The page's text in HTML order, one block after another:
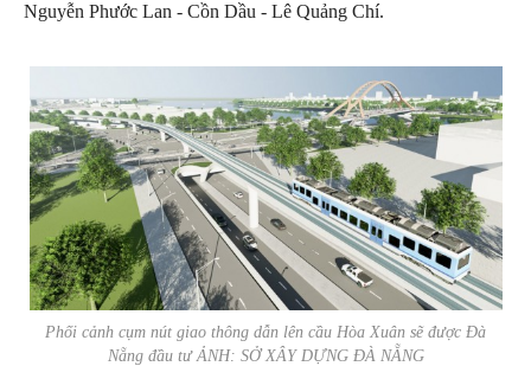
Nguyễn Phước Lan - Cồn Dầu - Lê Quảng Chí.
Phối cảnh cụm nút giao thông dẫn lên cầu Hòa Xuân sẽ được Đà
Nẵng đầu tư ẢNH: SỞ XÂY DỰNG ĐÀ NẴNG